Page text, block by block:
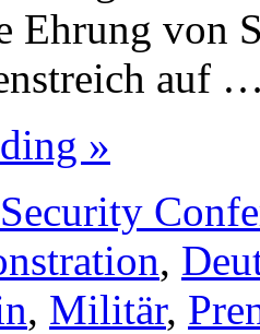
Ehrung von
auf
»
,
, Militär,